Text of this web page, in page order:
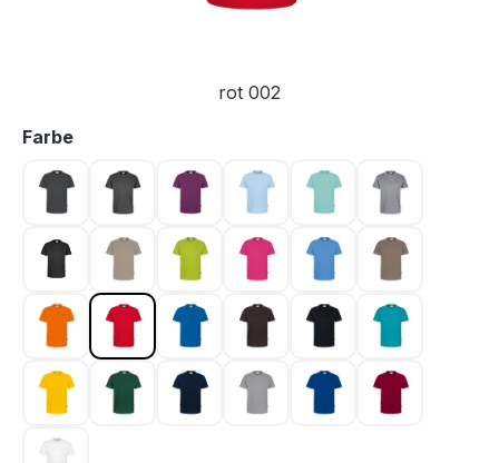
rot 002
Farbeauswählen
anthrazit 028anthrazit meliert 328
aubergine 118eisblau 020eisgrün 059grau meliert
karbongrau 064
khaki 080kiwi 040 magenta 122malibublau 041
nougat 128
orange 027rot 002 royalblau 010schokolade 022schwarz 005smaragd 012
sonne 035tanne 072tinte 034 titan 043 ultramarinblau 129
weinrot 017